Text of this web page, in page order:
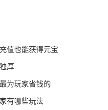
值也能获得元宝
厚
为玩家省钱的
有哪些玩法